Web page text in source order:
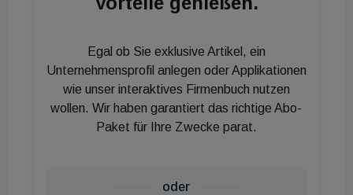
Steigerung des Einsatzes erneuerbarer Energie
Zeitpunkt einspeichern und später zeitversetzt zum
Kühlen oder Heizen nutzbar machen, ermöglicht
eine fast 100 prozentige Versorgung mit
Umweltenergie. Im Kühlfall wird die Wärme über
Egal ob Sie exklusive Artikel, ein
Unternehmensprofil anlegen oder Applikationen
wie unser interaktives Firmenbuch nutzen
wollen. Wir haben garantiert das richtige Abo-
Paket für Ihre Zwecke parat.
oder